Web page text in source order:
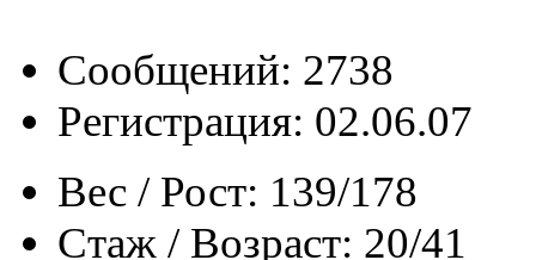
Сообщений: 2738
Регистрация: 02.06.07
Вес / Рост: 139/178
Стаж / Возраст: 20/41